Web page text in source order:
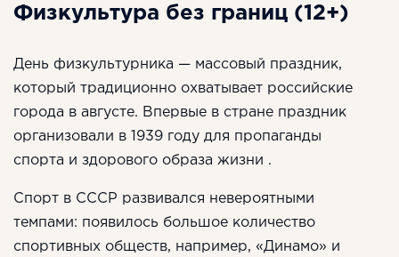
Физкультура без границ (12+)
День физкультурника — массовый праздник,
который традиционно охватывает российские
города в августе. Впервые в стране праздник
организовали в 1939 году для пропаганды
спорта и здорового образа жизни .
Спорт в СССР развивался невероятными
темпами: появилось большое количество
спортивных обществ, например, «Динамо» и